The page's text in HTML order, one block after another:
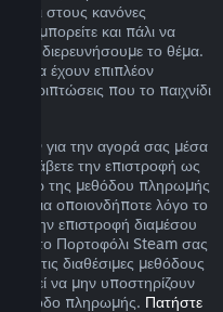
στους κανόνες
μπορείτε και πάλι να
θα διερευνήσουμε το θέμα.
να έχουν επιπλέον
περιπτώσεις που το παιχνίδι
για την αγορά σας μέσα
Θα λάβετε την επιστροφή ως
μέσω της μεθόδου πληρωμής
για οποιονδήποτε λόγο το
την επιστροφή διαμέσου
το Πορτοφόλι Steam σας
τις διαθέσιμες μεθόδους
να μην υποστηρίζουν
μέθοδο πληρωμής. Πατήστε